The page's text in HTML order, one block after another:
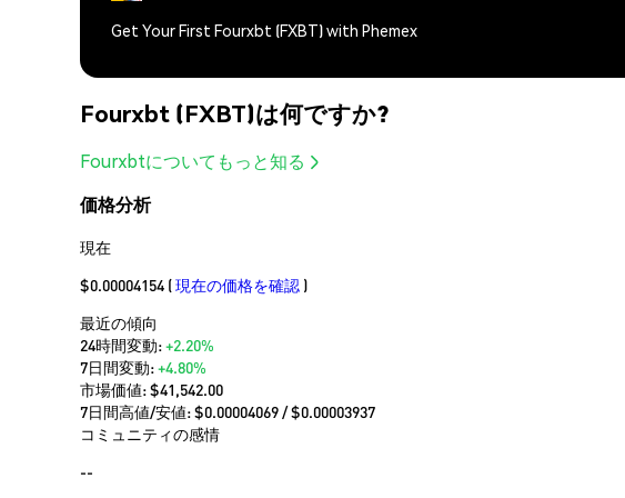
Get Your First Fourxbt (FXBT) with Phemex
Fourxbt (FXBT)は何ですか?
Fourxbtについてもっと知る
価格分析
現在
$0.00004154 (現在の価格を確認 )
最近の傾向
24時間変動:+2.20%
7日間変動:+4.80%
市場価値:$41,542.00
7日間高値/安値: $0.00004069/ $0.00003937
コミュニティの感情
--